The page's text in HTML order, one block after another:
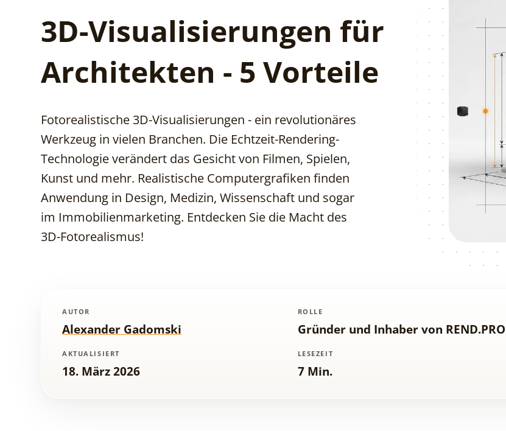
3D-Visualisierungen für
Architekten - 5 Vorteile
Fotorealistische 3D-Visualisierungen - ein revolutionäres
Werkzeug in vielen Branchen. Die Echtzeit-Rendering-
Technologie verändert das Gesicht von Filmen, Spielen,
Kunst und mehr. Realistische Computergrafiken finden
Anwendung in Design, Medizin, Wissenschaft und sogar
im Immobilienmarketing. Entdecken Sie die Macht des
3D-Fotorealismus!
AUTOR
Alexander Gadomski
ROLLE
Gründer und Inhaber von REND.PRO
AKTUALISIERT
18. März 2026
LESEZEIT
7 Min.